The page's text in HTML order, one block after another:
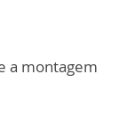
a montagem